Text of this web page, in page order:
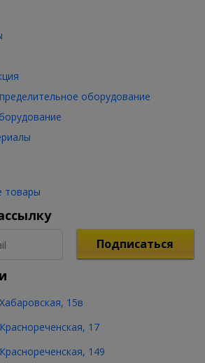
оборудование
товары
Подписаться
15в
17
149